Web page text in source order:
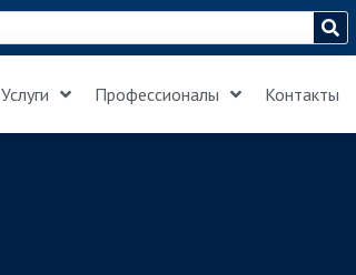
Услуги Профессионалы Контакты